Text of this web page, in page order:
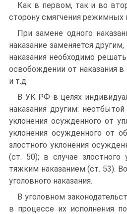
Как в первом, так и во
сторону смягчения режимных
При замене одного
наказание заменяется
наказания необходимо
освобождении от наказания
и т.д.
В УК РФ в целях
наказания другим:
уклонения осужденного от
уклонения осужденного от
злостного уклонения
(ст. 50); в случае
тяжким наказанием (ст. 53).
уголовного наказания.
В уголовном
в процессе их исполнения